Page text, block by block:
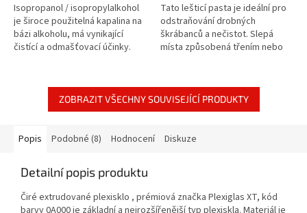
Isopropanol / isopropylalkohol
je široce použitelná kapalina na
bázi alkoholu, má vynikající
čistící a odmašťovací účinky.
Tato lešticí pasta je ideální pro
odstraňování drobných
škrábanců a nečistot. Slepá
místa způsobená třením nebo
ZOBRAZIT VŠECHNY SOUVISEJÍCÍ PRODUKTY
Popis Podobné (8) Hodnocení Diskuze
Detailní popis produktu
Čiré extrudované plexisklo , prémiová značka Plexiglas XT, kód
barvy 0A000 je základní a nejrozšířenější typ plexiskla. Materiál je